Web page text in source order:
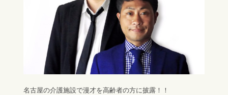
名古屋の介護施設で漫才を高齢者の方に披露！！